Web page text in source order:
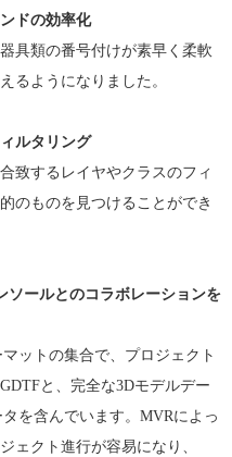
ドの効率化
具類の番号付けが素早く柔軟
るようになりました。
ルタリング
致するレイヤやクラスのフィ
のものを見つけることができ
ールとのコラボレーションを
ットの集合で、プロジェクト
と、完全な3Dモデルデー
を含んでいます。MVRによっ
ェクト進行が容易になり、